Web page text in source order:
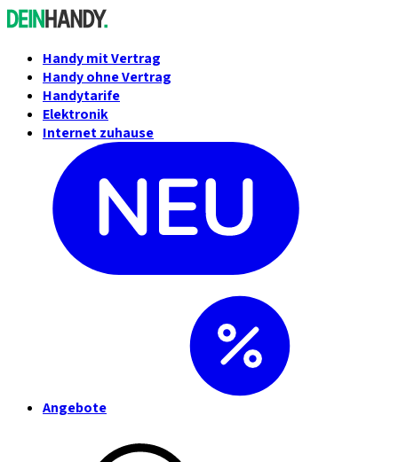
Handy mit Vertrag
Handy ohne Vertrag
Handytarife
Elektronik
Internet zuhause
Angebote